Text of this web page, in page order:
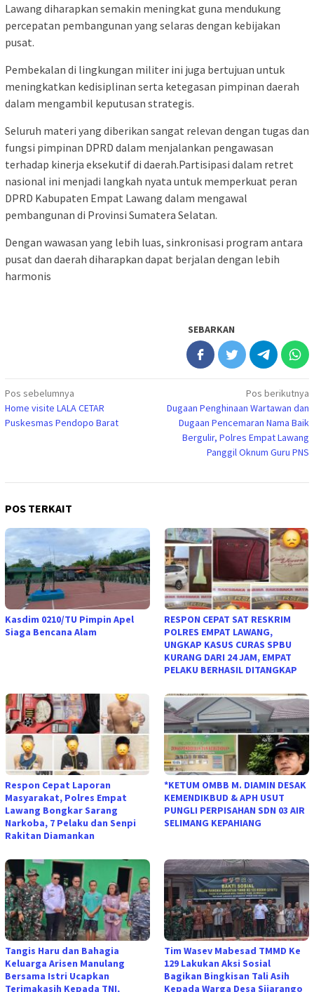
Lawang diharapkan semakin meningkat guna mendukung
percepatan pembangunan yang selaras dengan kebijakan
pusat.‎‎
Pembekalan di lingkungan militer ini juga bertujuan untuk
meningkatkan kedisiplinan serta ketegasan pimpinan daerah
dalam mengambil keputusan strategis.
Seluruh materi yang diberikan sangat relevan dengan tugas dan
fungsi pimpinan DPRD dalam menjalankan pengawasan
terhadap kinerja eksekutif di daerah.‎‎Partisipasi dalam retret
nasional ini menjadi langkah nyata untuk memperkuat peran
DPRD Kabupaten Empat Lawang dalam mengawal
pembangunan di Provinsi Sumatera Selatan.
Dengan wawasan yang lebih luas, sinkronisasi program antara
pusat dan daerah diharapkan dapat berjalan dengan lebih
harmonis
SEBARKAN
Navigasi
pos
Pos sebelumnya
Home visite LALA CETAR
Puskesmas Pendopo Barat
Pos berikutnya
Dugaan Penghinaan Wartawan dan
Dugaan Pencemaran Nama Baik
Bergulir, Polres Empat Lawang
Panggil Oknum Guru PNS
POS TERKAIT
Kasdim 0210/TU Pimpin Apel
Siaga Bencana Alam
RESPON CEPAT SAT RESKRIM
POLRES EMPAT LAWANG,
UNGKAP KASUS CURAS SPBU
KURANG DARI 24 JAM, EMPAT
PELAKU BERHASIL DITANGKAP
Respon Cepat Laporan
Masyarakat, Polres Empat
Lawang Bongkar Sarang
Narkoba, 7 Pelaku dan Senpi
Rakitan Diamankan
*KETUM OMBB M. DIAMIN DESAK
KEMENDIKBUD & APH USUT
PUNGLI PERPISAHAN SDN 03 AIR
SELIMANG KEPAHIANG
Tangis Haru dan Bahagia
Keluarga Arisen Manulang
Bersama Istri Ucapkan
Terimakasih Kepada TNI,
Tim Wasev Mabesad TMMD Ke
129 Lakukan Aksi Sosial
Bagikan Bingkisan Tali Asih
Kepada Warga Desa Sijarango